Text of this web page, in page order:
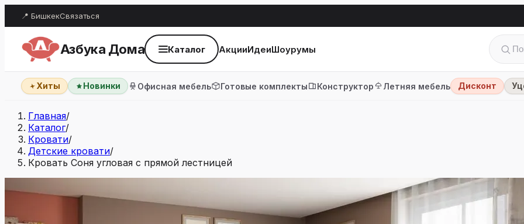
📍 БишкекСвязаться
Азбука Дома Каталог АкцииИдеиШоурумы
Хиты Новинки Офисная мебель Готовые комплекты Конструктор Летняя мебель Дисконт
Главная/
Каталог/
Кровати/
Детские кровати/
Кровать Соня угловая с прямой лестницей